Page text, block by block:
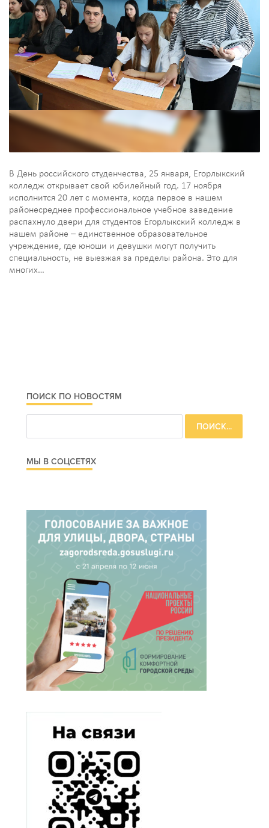
В День российского студенчества, 25 января, Егорлыкский
колледж открывает свой юбилейный год. 17 ноября
исполнится 20 лет с момента, когда первое в нашем
районесреднее профессиональное учебное заведение
распахнуло двери для студентов Егорлыкский колледж в
нашем районе – единственное образовательное
учреждение, где юноши и девушки могут получить
специальность, не выезжая за пределы района. Это для
многих…
ПОИСК ПО НОВОСТЯМ
МЫ В СОЦСЕТЯХ